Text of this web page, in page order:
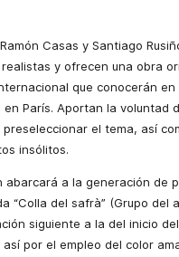
Casas y Santiago
y ofrecen una obra
que conocerán en
París. Aportan la voluntad
el tema, así
insólitos.
abarcará a la generación de
“Colla del safrà” (Grupo del
siguiente a la del inicio del
por el empleo del color